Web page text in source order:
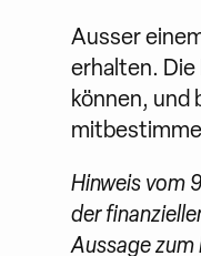
Ausser
erhalten.
können, und
Hinweis vom
der
Aussage zum